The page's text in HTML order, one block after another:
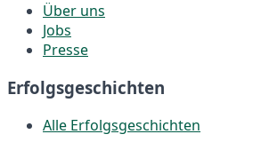
Über uns
Jobs
Presse
Erfolgsgeschichten
Alle Erfolgsgeschichten